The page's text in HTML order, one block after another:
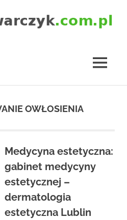
MENU
OWŁOSIENIA
Medycyna estetyczna:
gabinet medycyny
estetycznej –
dermatologia
estetyczna Lublin